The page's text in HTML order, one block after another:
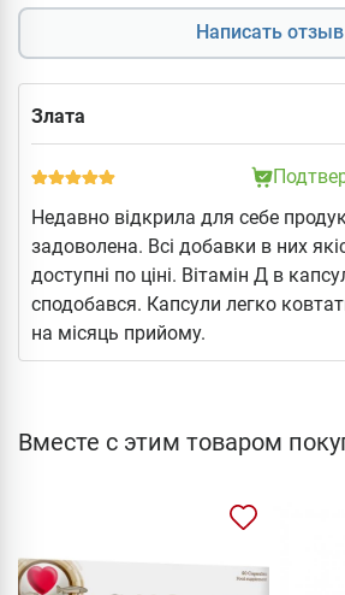
Написать отзыв
Злата
Недавно відкрила для себе
задоволена. Всі добавки в них
доступні по ціні. Вітамін Д в
сподобався. Капсули легко
на місяць прийому.
Вместе с этим товаром